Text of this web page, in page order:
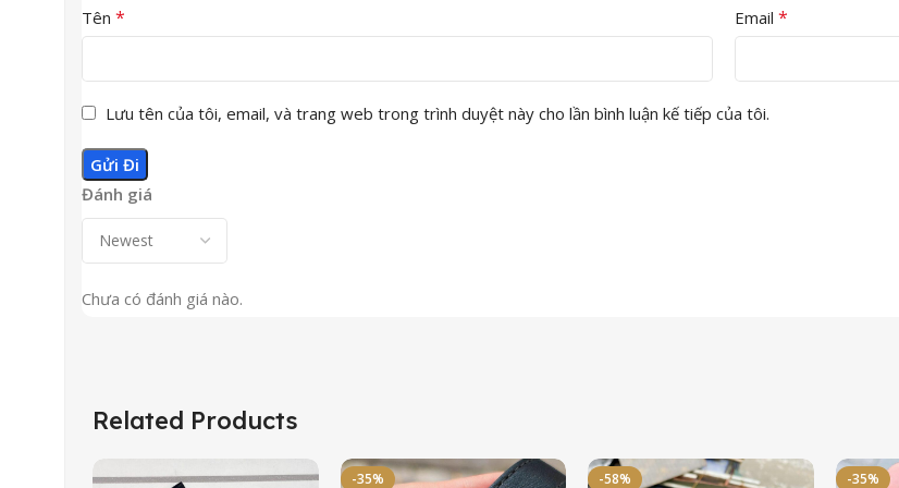
Đánh giá
Chưa có đánh giá nào.
Tên * Email *
Lưu tên của tôi, email, và trang web trong trình duyệt này cho lần bình luận kế tiếp của tôi.
Related Products
-35% -58% -35%